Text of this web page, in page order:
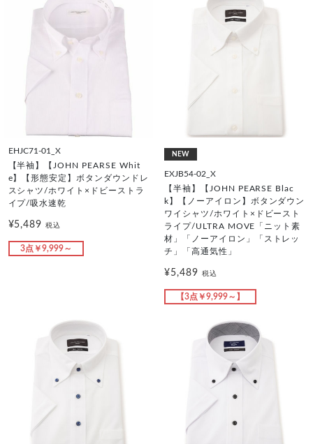
EHJC71-01_X
【半袖】【JOHN PEARSE Whit
e】【形態安定】ボタンダウンドレ
スシャツ/ホワイト×ドビーストラ
イプ/吸水速乾
¥5,489税込
3点￥9,999～
NEW
EXJB54-02_X
【半袖】【JOHN PEARSE Blac
k】【ノーアイロン】ボタンダウン
ワイシャツ/ホワイト×ドビースト
ライプ/ULTRA MOVE「ニット素
材」「ノーアイロン」「ストレッ
チ」「高通気性」
¥5,489 税込
【3点￥9,999～】